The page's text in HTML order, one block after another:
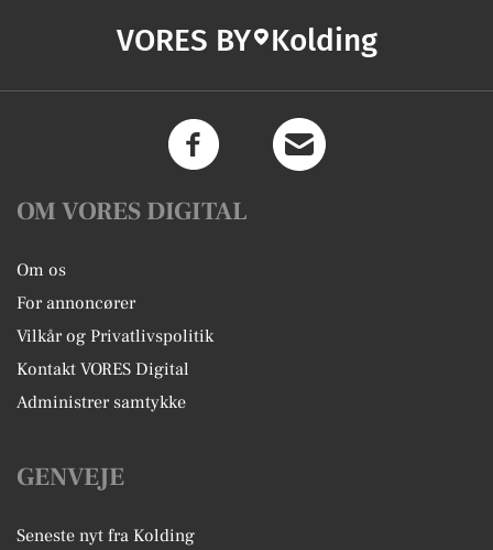
VORES BY Kolding
OM VORES DIGITAL
Om os
For annoncører
Vilkår og Privatlivspolitik
Kontakt VORES Digital
Administrer samtykke
GENVEJE
Seneste nyt fra Kolding